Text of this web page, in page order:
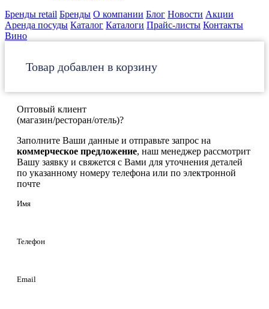
Бренды retail Бренды О компании Блог Новости Акции
Аренда посуды Каталог Каталоги Прайс-листы Контакты
Вино
Товар добавлен в корзину
Оптовый клиент
(магазин/ресторан/отель)?
Заполните Ваши данные и отправьте запрос на
коммерческое предложение, наш менеджер рассмотрит
Вашу заявку и свяжется с Вами для уточнения деталей
по указанному номеру телефона или по электронной
почте
Имя
Телефон
Email